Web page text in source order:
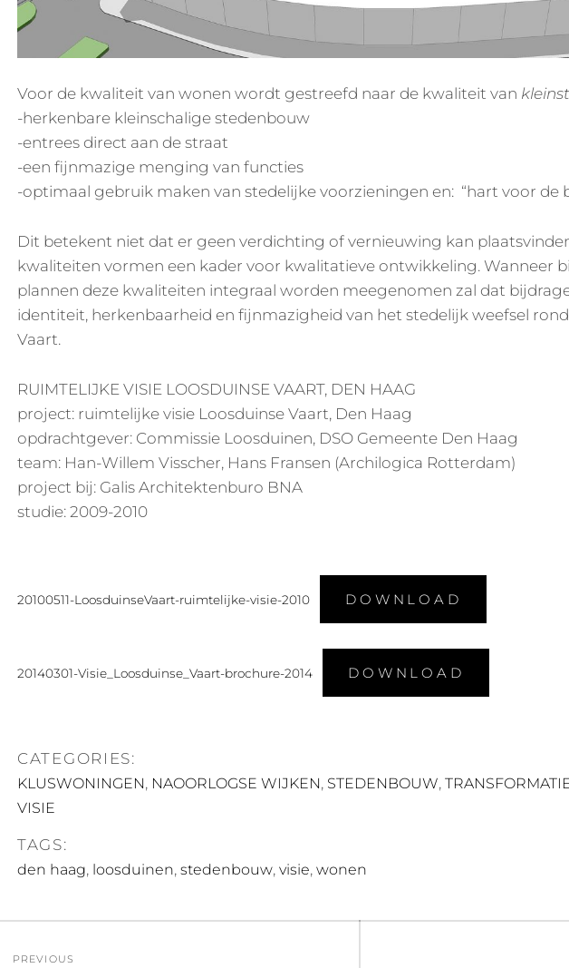
Voor de kwaliteit van wonen wordt gestreefd naar de kwaliteit van
-herkenbare kleinschalige stedenbouw
-entrees direct aan de straat
-een fijnmazige menging van functies
-optimaal gebruik maken van stedelijke voorzieningen en: “hart voor de
Dit betekent niet dat er geen verdichting of vernieuwing kan
kwaliteiten vormen een kader voor kwalitatieve ontwikkeling. Wanneer
plannen deze kwaliteiten integraal worden meegenomen zal dat
identiteit, herkenbaarheid en fijnmazigheid van het stedelijk weefsel
Vaart.
RUIMTELIJKE VISIE LOOSDUINSE VAART, DEN HAAG
project: ruimtelijke visie Loosduinse Vaart, Den Haag
opdrachtgever: Commissie Loosduinen, DSO Gemeente Den Haag
team: Han-Willem Visscher, Hans Fransen (Archilogica Rotterdam)
project bij: Galis Architektenburo BNA
studie: 2009-2010
20100511-LoosduinseVaart-ruimtelijke-visie-2010 DOWNLOAD
20140301-Visie_Loosduinse_Vaart-brochure-2014 DOWNLOAD
CATEGORIES:
KLUSWONINGEN, NAOORLOGSE WIJKEN, STEDENBOUW,
VISIE
TAGS:
den haag, loosduinen, stedenbouw, visie, wonen
PREVIOUS